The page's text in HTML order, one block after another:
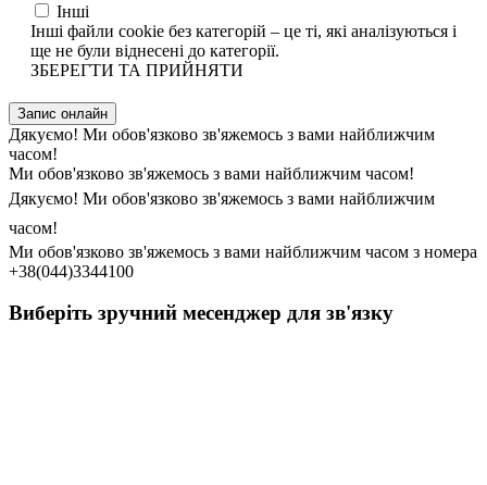
Інші
Інші файли cookie без категорій – це ті, які аналізуються і
ще не були віднесені до категорії.
ЗБЕРЕГТИ ТА ПРИЙНЯТИ
Запис онлайн
Дякуємо! Ми обов'язково зв'яжемось з вами найближчим
часом!
Ми обов'язково зв'яжемось з вами найближчим часом!
Дякуємо! Ми обов'язково зв'яжемось з вами найближчим
часом!
Ми обов'язково зв'яжемось з вами найближчим часом з номера
+38(044)3344100
Виберіть зручний месенджер для зв'язку